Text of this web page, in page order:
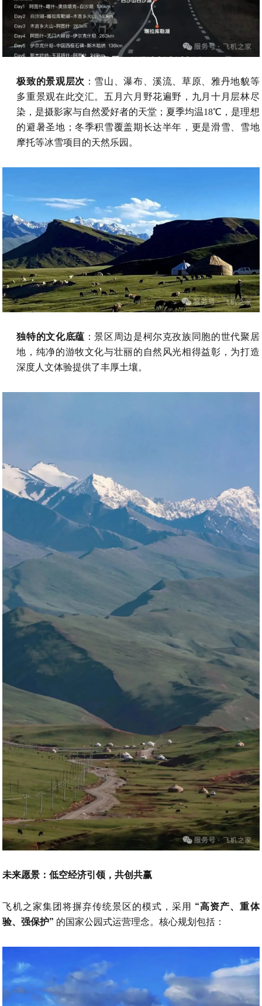
极致的景观层次 ：雪山、瀑布、溪流、草原、雅丹地貌等
多重景观在此交汇。五月六月野花遍野，九月十月层林尽
染，是摄影家与自然爱好者的天堂；夏季均温18℃，是理想
的避暑圣地；冬季积雪覆盖期长达半年，更是滑雪、雪地
摩托等冰雪项目的天然乐园。
独特的文化底蕴 ：景区周边是柯尔克孜族同胞的世代聚居
地，纯净的游牧文化与壮丽的自然风光相得益彰，为打造
深度人文体验提供了丰厚土壤。
未来愿景：低空经济引领，共创共赢
飞机之家集团将摒弃传统景区的模式，采用 “高资产、重体
验、强保护” 的国家公园式运营理念。核心规划包括：